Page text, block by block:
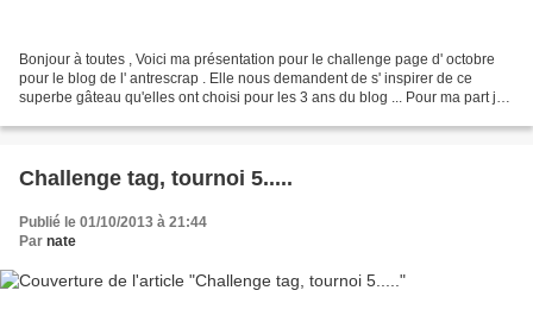
Bonjour à toutes , Voici ma présentation pour le challenge page d' octobre
pour le blog de l' antrescrap . Elle nous demandent de s' inspirer de ce
superbe gâteau qu'elles ont choisi pour les 3 ans du blog ... Pour ma part je l'
Challenge tag, tournoi 5.....
Publié le 01/10/2013 à 21:44
Par nate